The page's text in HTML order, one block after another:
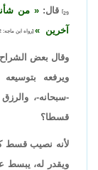
29] قال:
من
آخرين
[رواه ابن ماجه: 202، وحسنه الألباني].
وقال بعض
ويرفعه
-سبحانه-،
قسطا؟
لأنه نصيب قسط
ويقدر له، يبسط